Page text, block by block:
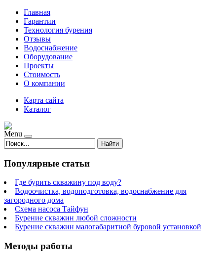
Главная
Гарантии
Технология бурения
Отзывы
Водоснабжение
Оборудование
Проекты
Стоимость
О компании
Карта сайта
Каталог
Menu
Найти
Популярные статьи
Где бурить скважину под воду?
Водоочистка, водоподготовка, водоснабжение для
загородного дома
Схема насоса Тайфун
Бурение скважин любой сложности
Бурение скважин малогабаритной буровой установкой
Методы работы